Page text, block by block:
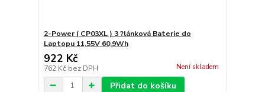
2-Power ( CP03XL ) 3 ?lánková Baterie do
Laptopu 11,55V 60,9Wh
922 Kč
762 Kč bez DPH Není skladem
Přidat do košíku